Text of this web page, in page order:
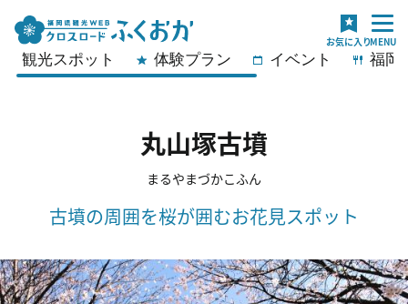
観光スポット 体験プラン イベント 福岡
丸山塚古墳
まるやまづかこふん
古墳の周囲を桜が囲むお花見スポット